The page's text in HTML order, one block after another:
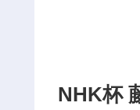
NHK杯